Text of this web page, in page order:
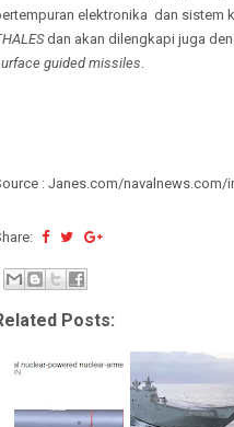
elektronika dan sistem
dan akan dilengkapi juga
guided missiles.
: Janes.com/navalnews.com/
Posts: